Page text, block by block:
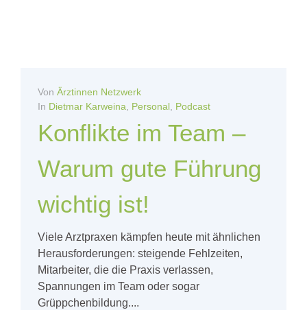
Von Ärztinnen Netzwerk
In Dietmar Karweina, Personal, Podcast
Konflikte im Team –
Warum gute Führung
wichtig ist!
Viele Arztpraxen kämpfen heute mit ähnlichen
Herausforderungen: steigende Fehlzeiten,
Mitarbeiter, die die Praxis verlassen,
Spannungen im Team oder sogar
Grüppchenbildung....